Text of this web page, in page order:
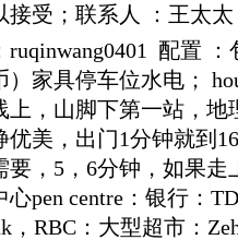
接受；联系人 ：王太
ruqinwang0401 配置
）家具停车位水电；
上，山脚下第一站，地
优美，出门1分钟就到
要，5，6分钟，如果走
心pen centre：银行：
，RBC：大型超市：